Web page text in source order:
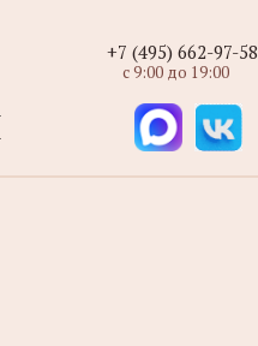
+7 (495) 662-97-58
с 9:00 до 19:00